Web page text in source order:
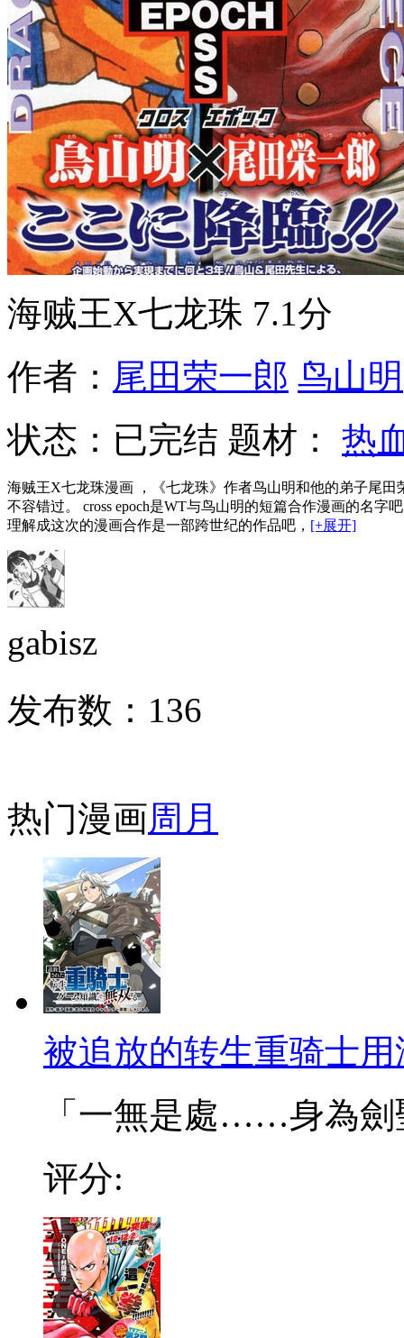
海贼王X七龙珠 7.1分
作者： 尾田荣一郎 鸟山明
状态： 已完结 题材： 热
海贼王X七龙珠漫画 ，《七龙珠》作者鸟山明和他的弟子尾
不容错过。 cross epoch是WT与鸟山明的短篇合作漫画的名
理解成这次的漫画合作是一部跨世纪的作品吧， [+展开]
gabisz
发布数： 136
热门漫画周 月
被追放的转生重骑士
「一無是處……身為劍
评分: